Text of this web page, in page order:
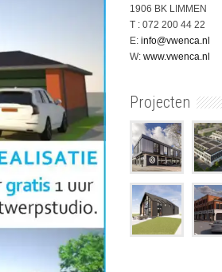
1906 BK LIMMEN
T : 072 200 44 22
E:info@vwenca.nl
W:www.vwenca.nl
Projecten